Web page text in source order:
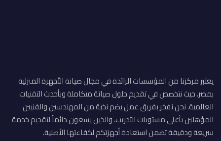
يعتبر مركزنا من المؤسسات الرائدة في مجال صيانة الأجهزة المنزلية
بمصر، حيث نتخصص في تقديم حلول صيانة متكاملة وبأحدث التقنيات
العالمية. نحن نفخر بفريق عمل يضم نخبة من المهندسين والفنيين
المؤهلين بأعلى مستويات التدريب، والذين يسعون دائماً لتقديم خدمة
سريعة ودقيقة تضمن استعادة أجهزتكم لكفاءتها الأصلية.